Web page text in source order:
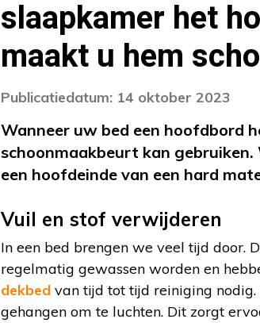
slaapkamer het
maakt u hem
Publicatiedatum: 14 oktober 2023
Wanneer uw bed een hoofdbord
schoonmaakbeurt kan
een hoofdeinde van een hard
Vuil en stof verwijderen
In een bed brengen we veel tijd door.
regelmatig gewassen worden en
dekbed van tijd tot tijd reiniging
gehangen om te luchten. Dit zorgt